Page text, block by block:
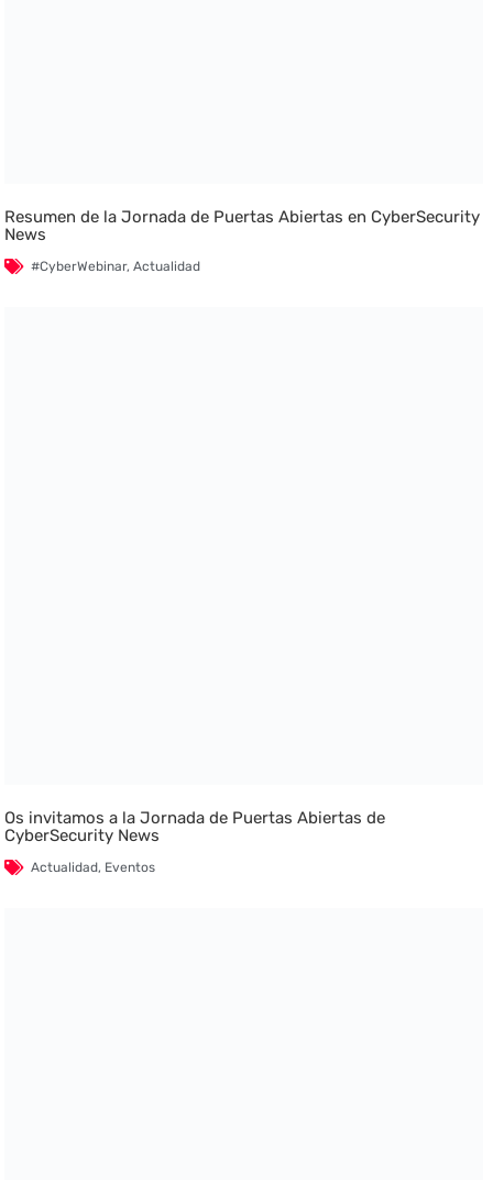
Resumen de la Jornada de Puertas Abiertas en CyberSecurity
News
#CyberWebinar,Actualidad
Os invitamos a la Jornada de Puertas Abiertas de
CyberSecurity News
Actualidad, Eventos